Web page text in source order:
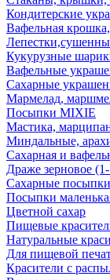
Кондитерские
Вафельная
Кукурузные
Вафельные
Сахарные
Мармелад,
Посыпки MIXIE
Мастика,
Миндальные,
Сахарная и
Драже зерновое
Сахарные
Посыпки
Цветной сахар
Пищевые
Натуральные
Для пищевой
Красители с